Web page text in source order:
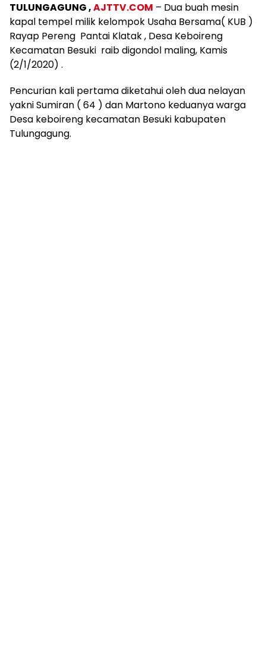
TULUNGAGUNG ,AJTTV.COM – Dua buah mesin
kapal tempel milik kelompok Usaha Bersama( KUB )
Rayap Pereng Pantai Klatak , Desa Keboireng
Kecamatan Besuki raib digondol maling, Kamis
(2/1/2020) .
Pencurian kali pertama diketahui oleh dua nelayan
yakni Sumiran ( 64 ) dan Martono keduanya warga
Desa keboireng kecamatan Besuki kabupaten
Tulungagung.